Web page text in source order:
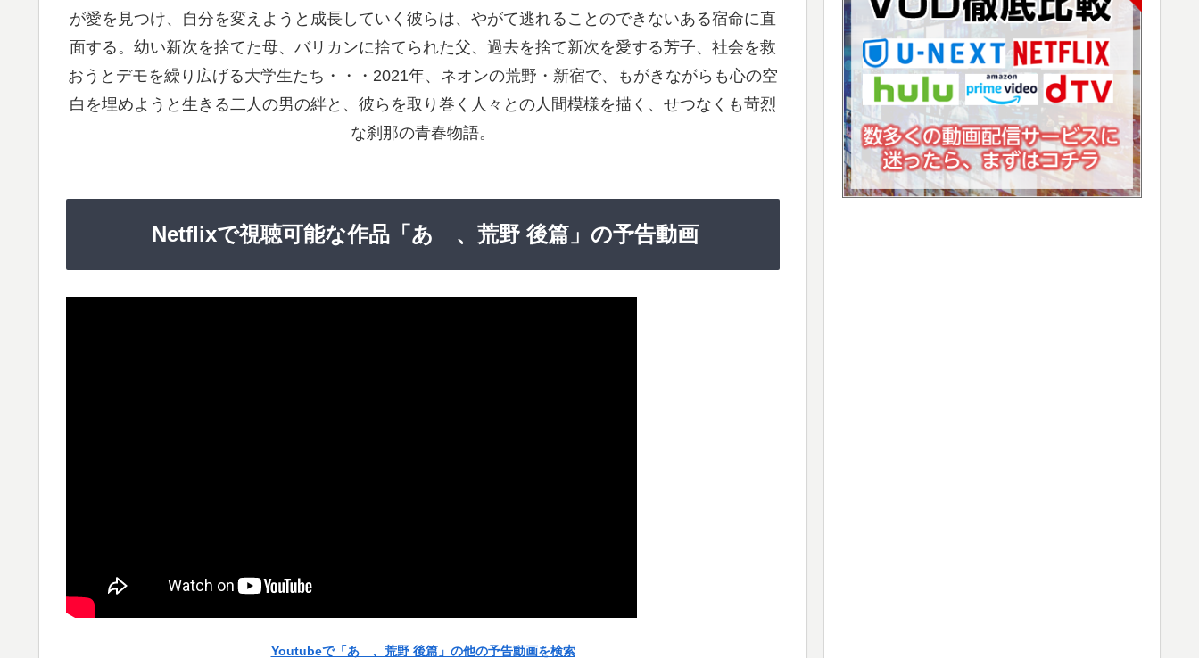
が愛を見つけ、自分を変えようと成長していく彼らは、やがて逃れることのできないある宿命に直
面する。幼い新次を捨てた母、バリカンに捨てられた父、過去を捨て新次を愛する芳子、社会を救
おうとデモを繰り広げる大学生たち・・・2021年、ネオンの荒野・新宿で、もがきながらも心の空
白を埋めようと生きる二人の男の絆と、彼らを取り巻く人々との人間模様を描く、せつなくも苛烈
な刹那の青春物語。
Netflixで視聴可能な作品「あゝ、荒野 後篇」の予告動画
Youtubeで「あゝ、荒野 後篇」の他の予告動画を検索